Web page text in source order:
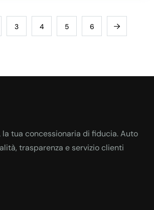
3 4 5 6
la tua concessionaria di fiducia. Auto
trasparenza e servizio clienti